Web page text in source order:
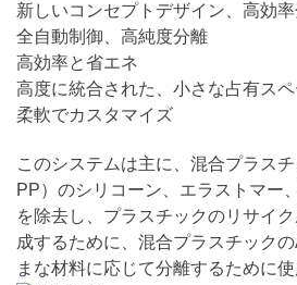
新しいコンセプトデザイン、高効
全自動制御、高純度分離
高効率と省エネ
高度に統合された、小さな占有スペ
柔軟でカスタマイズ
このシステムは主に、混合プラス
PP）のシリコーン、エラストマー
を除去し、プラスチックのリサイ
成するために、混合プラスチック
まな材料に応じて分離するために使